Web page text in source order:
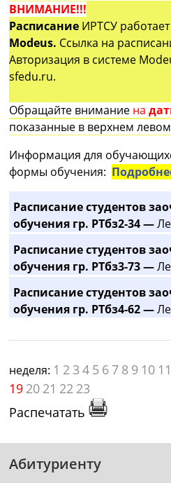
ВНИМАНИЕ!!!
Расписание ИРТСУ
Modeus. Ссылка на
Авторизация в системе
sfedu.ru.
Обращайте внимание на
показанные в верхнем
Информация для
формы обучения:
Расписание студентов
обучения гр. РТбз2-34 —
Расписание студентов
обучения гр. РТбз3-73 —
Расписание студентов
обучения гр. РТбз4-62 —
неделя: 1 2 3 4 5 6 7 8 9 10 11
19 20 21 22 23
Распечатать
Абитуриенту